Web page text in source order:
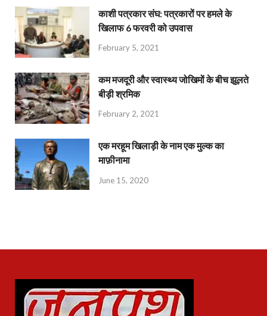
काशी पत्रकार संघ: पत्रकारों पर हमले के
खिलाफ 6 फरवरी को उपवास
February 5, 2021
कम मजदूरी और स्वास्थ्य जोखिमों के बीच झूलते
बीड़ी श्रमिक
February 2, 2021
एक मरहूम खिलाड़ी के नाम एक मुल्क का
माफ़ीनामा
June 15, 2020